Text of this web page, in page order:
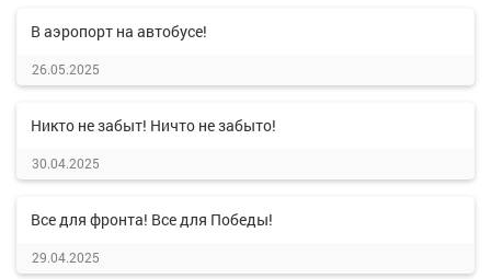
В аэропорт на автобусе!
26.05.2025
Никто не забыт! Ничто не забыто!
30.04.2025
Все для фронта! Все для Победы!
29.04.2025